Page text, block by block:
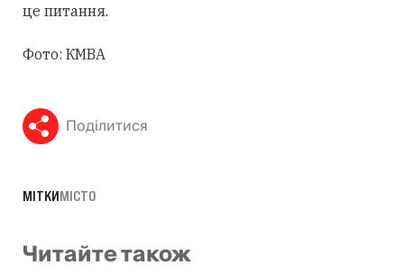
це питання.
Фото: КМВА
Поділитися
МІТКИМІСТО
Читайте також